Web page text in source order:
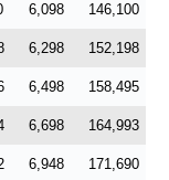
6,098 146,100
6,298 152,198
6,498 158,495
6,698 164,993
6,948 171,690